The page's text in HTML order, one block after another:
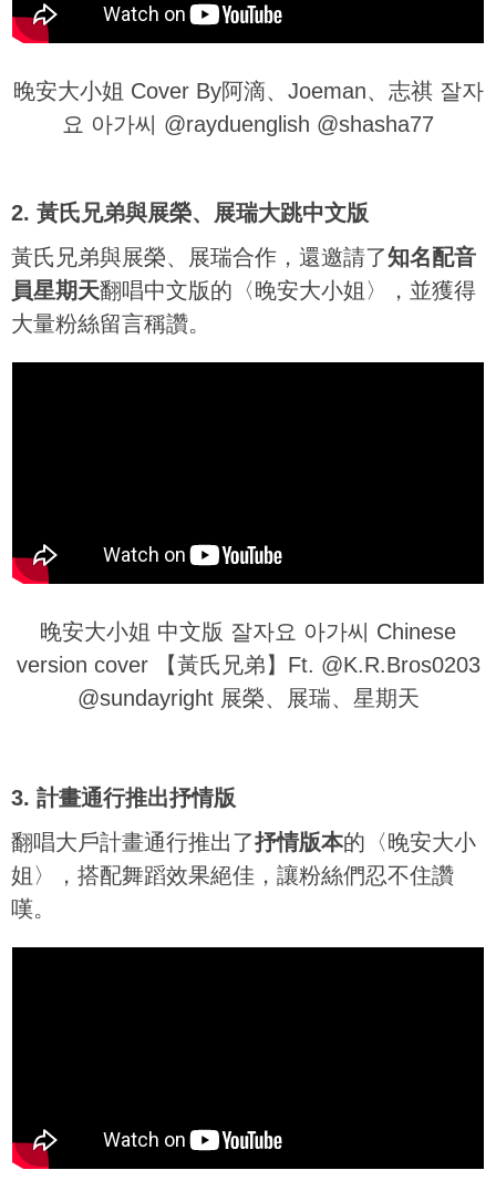
晚安大小姐 Cover By阿滴、Joeman、志祺 잘자
요 아가씨 @rayduenglish @shasha77
2. 黃氏兄弟與展榮、展瑞大跳中文版
黃氏兄弟與展榮、展瑞合作，還邀請了知名配音
員星期天翻唱中文版的〈晚安大小姐〉，並獲得
大量粉絲留言稱讚。
晚安大小姐 中文版 잘자요 아가씨 Chinese
version cover 【黃氏兄弟】Ft. @K.R.Bros0203
@sundayright 展榮、展瑞、星期天
3. 計畫通行推出抒情版
翻唱大戶計畫通行推出了抒情版本的〈晚安大小
姐〉，搭配舞蹈效果絕佳，讓粉絲們忍不住讚
嘆。